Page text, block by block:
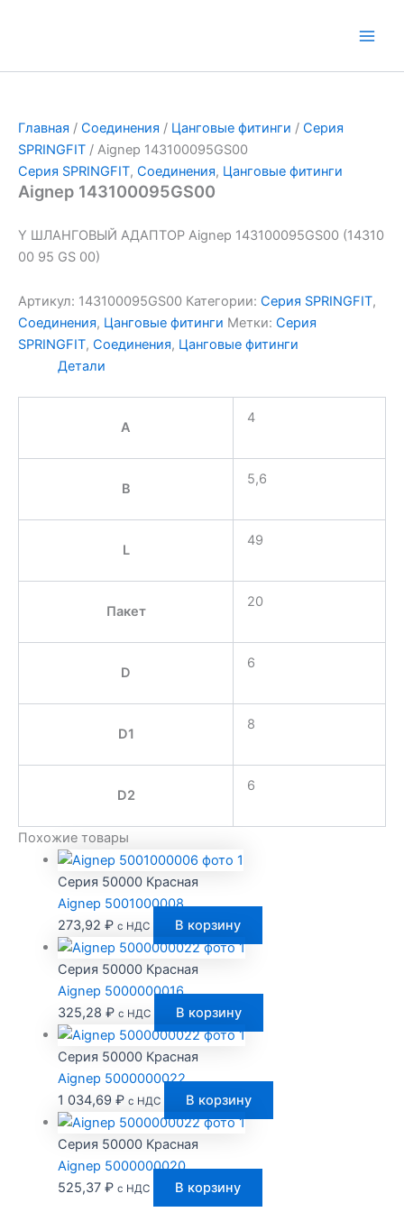
Главная / Соединения / Цанговые фитинги / Серия
SPRINGFIT / Aignep 143100095GS00
Серия SPRINGFIT, Соединения, Цанговые фитинги
Aignep 143100095GS00
Y ШЛАНГОВЫЙ АДАПТОР Aignep 143100095GS00 (14310
00 95 GS 00)
Артикул: 143100095GS00 Категории: Серия SPRINGFIT,
Соединения, Цанговые фитинги Метки: Серия
SPRINGFIT, Соединения, Цанговые фитинги
Детали
A
4
B
5,6
L
49
Пакет
20
D
6
D1
8
D2
6
Похожие товары
Серия 50000 Красная
Aignep 5001000008
273,92 ₽ с НДС В корзину
Серия 50000 Красная
Aignep 5000000016
325,28 ₽ с НДС В корзину
Серия 50000 Красная
Aignep 5000000022
1 034,69 ₽ с НДС В корзину
Серия 50000 Красная
Aignep 5000000020
525,37 ₽ с НДС В корзину